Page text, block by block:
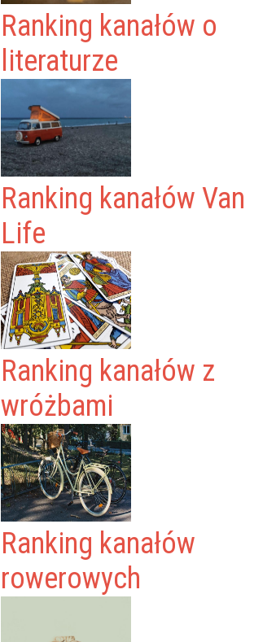
Ranking kanałów o
literaturze
Ranking kanałów Van
Life
Ranking kanałów z
wróżbami
Ranking kanałów
rowerowych